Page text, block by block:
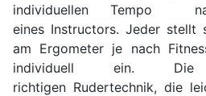
individuellen Tempo
eines Instructors. Jeder stellt
am Ergometer je nach
individuell ein.
richtigen Rudertechnik, die